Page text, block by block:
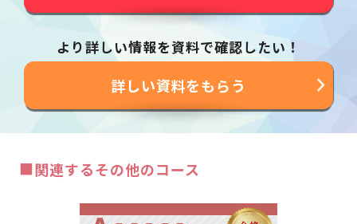
より詳しい情報を資料で確認したい！
詳しい資料をもらう
■関連するその他のコース